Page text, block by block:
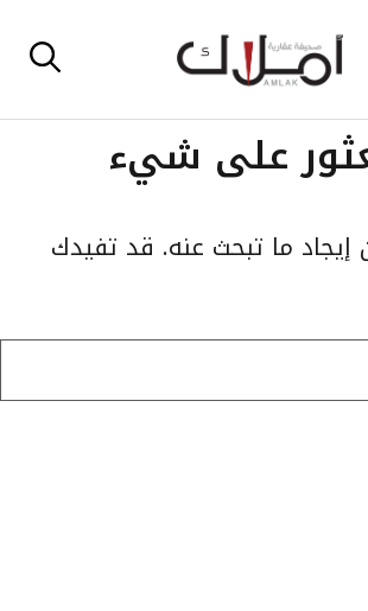
على شيء
إيجاد ما تبحث عنه. قد تفيدك